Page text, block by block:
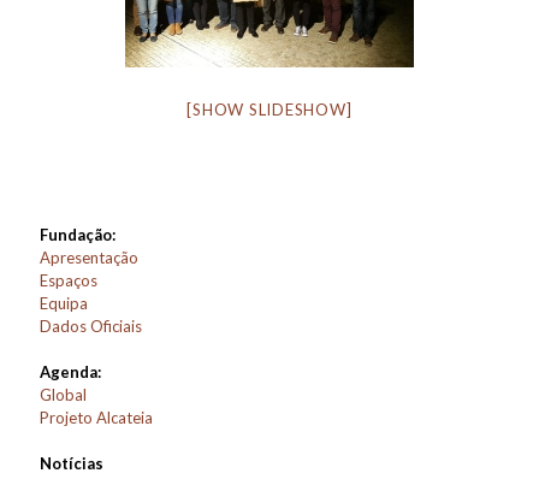
[SHOW SLIDESHOW]
Fundação:
Apresentação
Espaços
Equipa
Dados Oficiais
Agenda:
Global
Projeto Alcateia
Notícias